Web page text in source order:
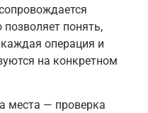
понять,
операция и
на конкретном
места — проверка